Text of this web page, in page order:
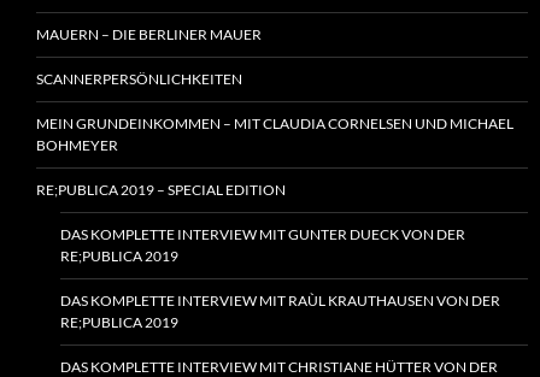
MAUERN – DIE BERLINER MAUER
SCANNERPERSÖNLICHKEITEN
MEIN GRUNDEINKOMMEN – MIT CLAUDIA CORNELSEN UND MICHAEL
BOHMEYER
RE;PUBLICA 2019 – SPECIAL EDITION
DAS KOMPLETTE INTERVIEW MIT GUNTER DUECK VON DER
RE;PUBLICA 2019
DAS KOMPLETTE INTERVIEW MIT RAÙL KRAUTHAUSEN VON DER
RE;PUBLICA 2019
DAS KOMPLETTE INTERVIEW MIT CHRISTIANE HÜTTER VON DER